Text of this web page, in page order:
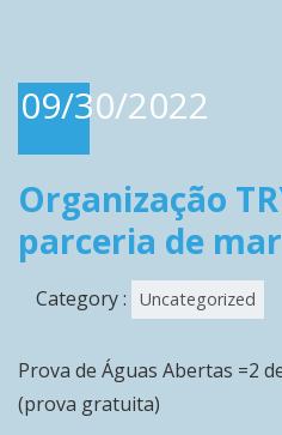
09/30/2022
Organização
parceria de
Category : Uncategorized
Prova de Águas Abertas =2
(prova gratuita)